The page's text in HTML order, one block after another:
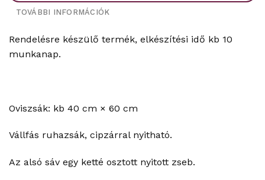
TOVÁBBI INFORMÁCIÓK
Rendelésre készülő termék, elkészítési idő kb 10
munkanap.
Oviszsák: kb 40 cm × 60 cm
Vállfás ruhazsák, cipzárral nyitható.
Az alsó sáv egy ketté osztott nyitott zseb.